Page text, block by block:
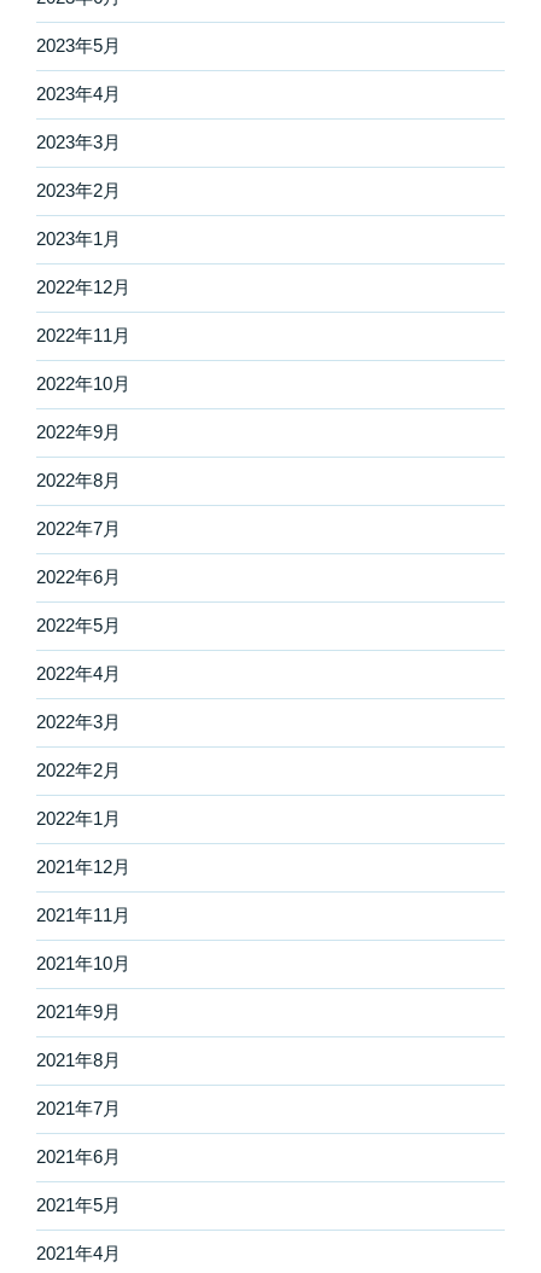
2023年5月
2023年4月
2023年3月
2023年2月
2023年1月
2022年12月
2022年11月
2022年10月
2022年9月
2022年8月
2022年7月
2022年6月
2022年5月
2022年4月
2022年3月
2022年2月
2022年1月
2021年12月
2021年11月
2021年10月
2021年9月
2021年8月
2021年7月
2021年6月
2021年5月
2021年4月